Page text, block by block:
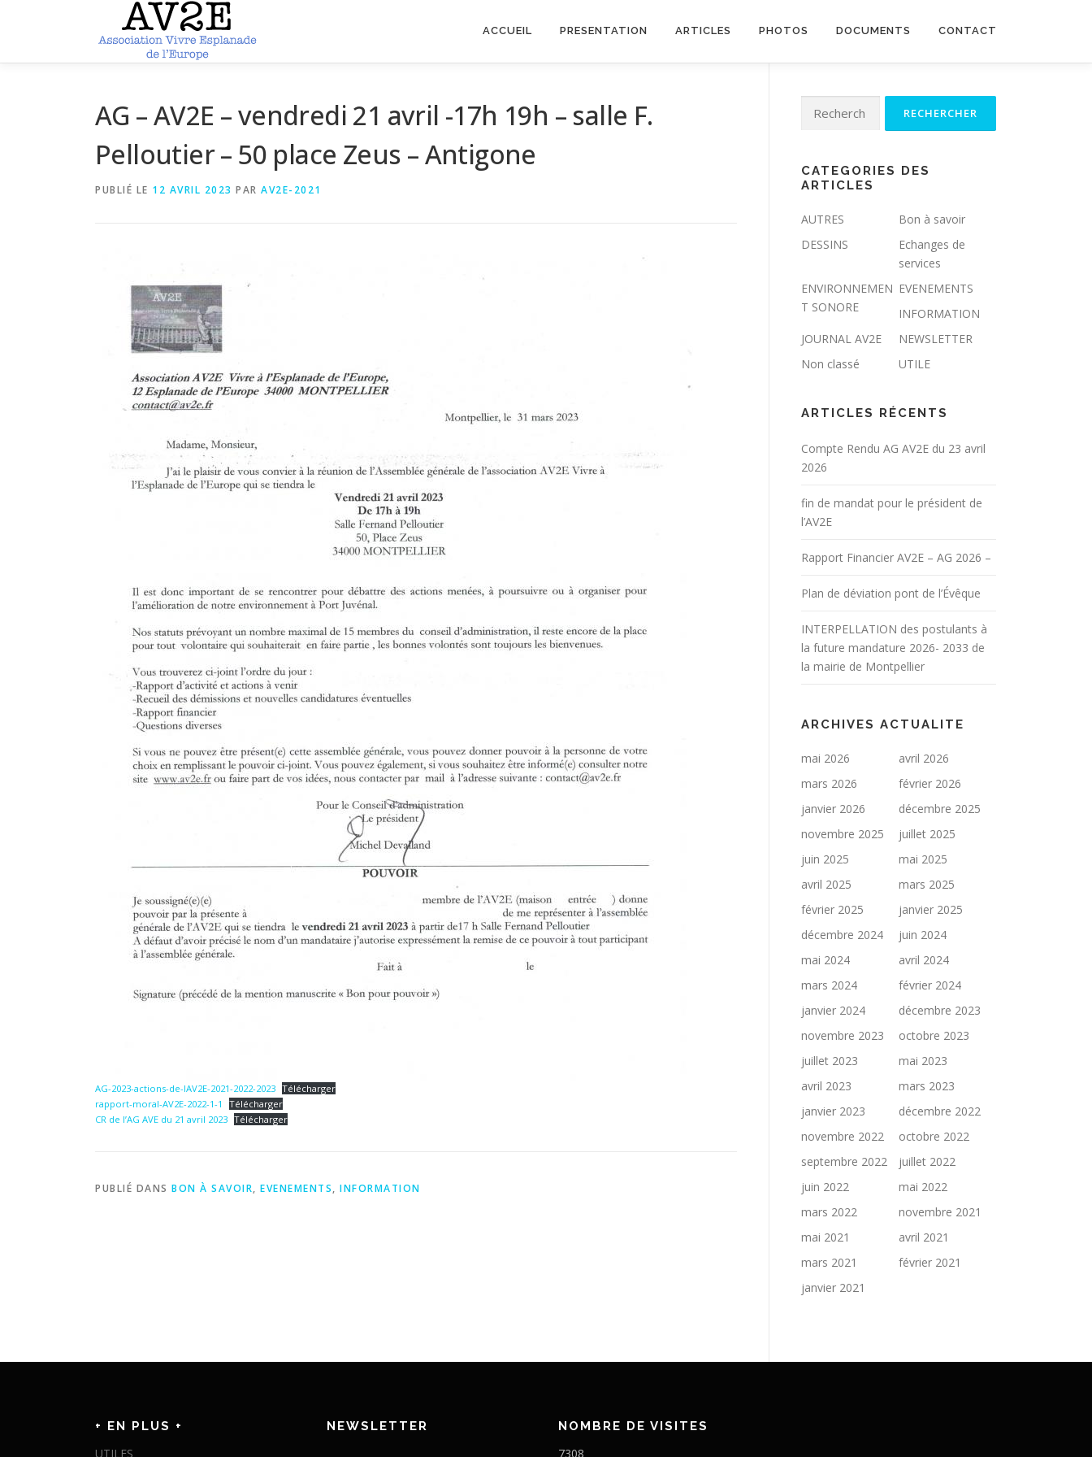
ACCUEIL PRESENTATION ARTICLES PHOTOS DOCUMENTS CONTACT
AG – AV2E – vendredi 21 avril -17h 19h – salle F.
Pelloutier – 50 place Zeus – Antigone
PUBLIÉ LE 12 AVRIL 2023 PAR AV2E-2021
AG-2023-actions-de-lAV2E-2021-2022-2023 Télécharger
rapport-moral-AV2E-2022-1-1
Télécharger
CR de l’AG AVE du 21 avril 2023 Télécharger
PUBLIÉ DANS BON À SAVOIR, EVENEMENTS, INFORMATION
CATEGORIES DES
ARTICLES
AUTRES
Bon à savoir
DESSINS
Echanges de
services
ENVIRONNEMEN
T SONORE
EVENEMENTS
INFORMATION
JOURNAL AV2E
NEWSLETTER
Non classé
UTILE
ARTICLES RÉCENTS
Compte Rendu AG AV2E du 23 avril
2026
fin de mandat pour le président de
l’AV2E
Rapport Financier AV2E – AG 2026 –
Plan de déviation pont de l’Évêque
INTERPELLATION des postulants à
la future mandature 2026- 2033 de
la mairie de Montpellier
ARCHIVES ACTUALITE
mai 2026
avril 2026
mars 2026
février 2026
janvier 2026
décembre 2025
novembre 2025
juillet 2025
juin 2025
mai 2025
avril 2025
mars 2025
février 2025
janvier 2025
décembre 2024
juin 2024
mai 2024
avril 2024
mars 2024
février 2024
janvier 2024
décembre 2023
novembre 2023
octobre 2023
juillet 2023
mai 2023
avril 2023
mars 2023
janvier 2023
décembre 2022
novembre 2022
octobre 2022
septembre 2022
juillet 2022
juin 2022
mai 2022
mars 2022
novembre 2021
mai 2021
avril 2021
mars 2021
février 2021
janvier 2021
+ EN PLUS +
UTILES
NEWSLETTER NOMBRE DE VISITES
7308